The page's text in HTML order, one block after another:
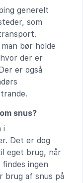
generelt
som
bør holde
der er
er også
snus?
i
Det er dog
eget brug, når
ingen
brug af snus på